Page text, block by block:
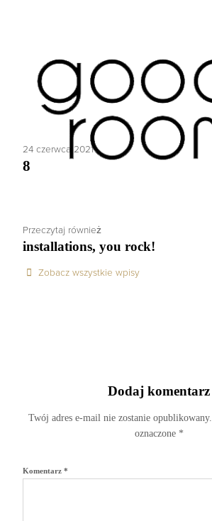
24 czerwca 2021
8
Przeczytaj również
installations, you rock!
Zobacz wszystkie wpisy
Dodaj komentarz
Twój adres e-mail nie zostanie opublikowany.
oznaczone *
Komentarz *